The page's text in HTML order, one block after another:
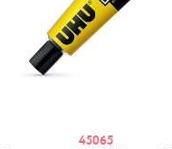
45065